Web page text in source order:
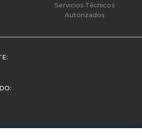
Servicios Técnicos
Autorizados